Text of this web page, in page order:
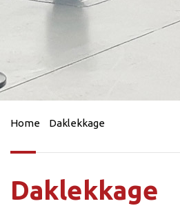
Home Daklekkage
Daklekkage